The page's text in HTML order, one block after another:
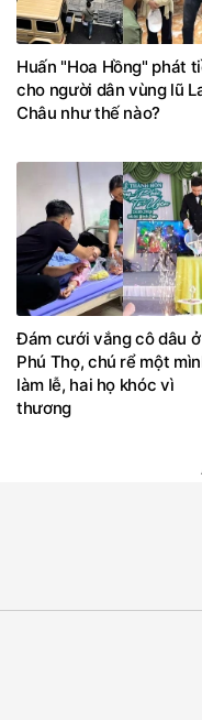
Huấn "Hoa Hồng" phát
cho người dân vùng lũ
Châu như thế nào?
Đám cưới vắng cô dâu ở
Phú Thọ, chú rể một
làm lễ, hai họ khóc vì
thương